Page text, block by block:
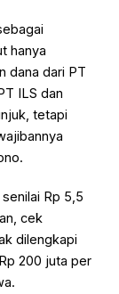
hanya
dana dari PT
ILS dan
tetapi
Rp 5,5
cek
dilengkapi
200 juta per